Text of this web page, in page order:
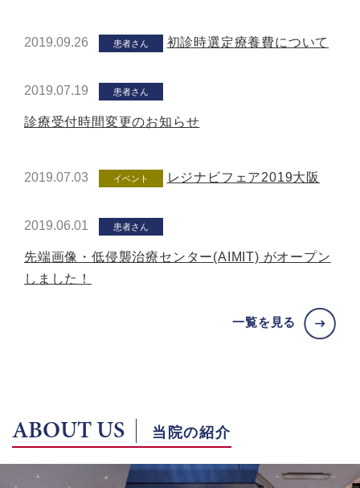
2019.09.26 患者さん 初診時選定療養費について
2019.07.19 患者さん
診療受付時間変更のお知らせ
2019.07.03 イベント レジナビフェア2019大阪
2019.06.01 患者さん
先端画像・低侵襲治療センター(AIMIT) がオープン
しました！
一覧を見る
ABOUT US 当院の紹介